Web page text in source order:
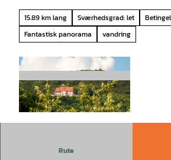
15.89 km lang Sværhedsgrad: let
Fantastisk panorama
vandring
Weserbergland |CC-BY-SA
Rute